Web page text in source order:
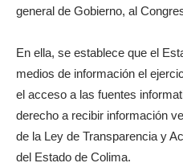
general de Gobierno, al
En ella, se establece que el
medios de información el
el acceso a las fuentes
derecho a recibir información
de la Ley de Transparencia y
del Estado de Colima.